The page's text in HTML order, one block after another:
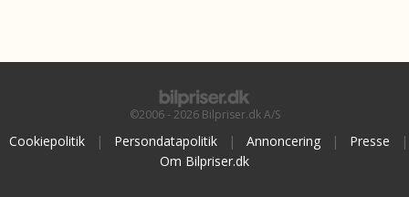
©2006 - 2026 Bilpriser.dk A/S
Cookiepolitik | Persondatapolitik | Annoncering | Presse
|
Om Bilpriser.dk